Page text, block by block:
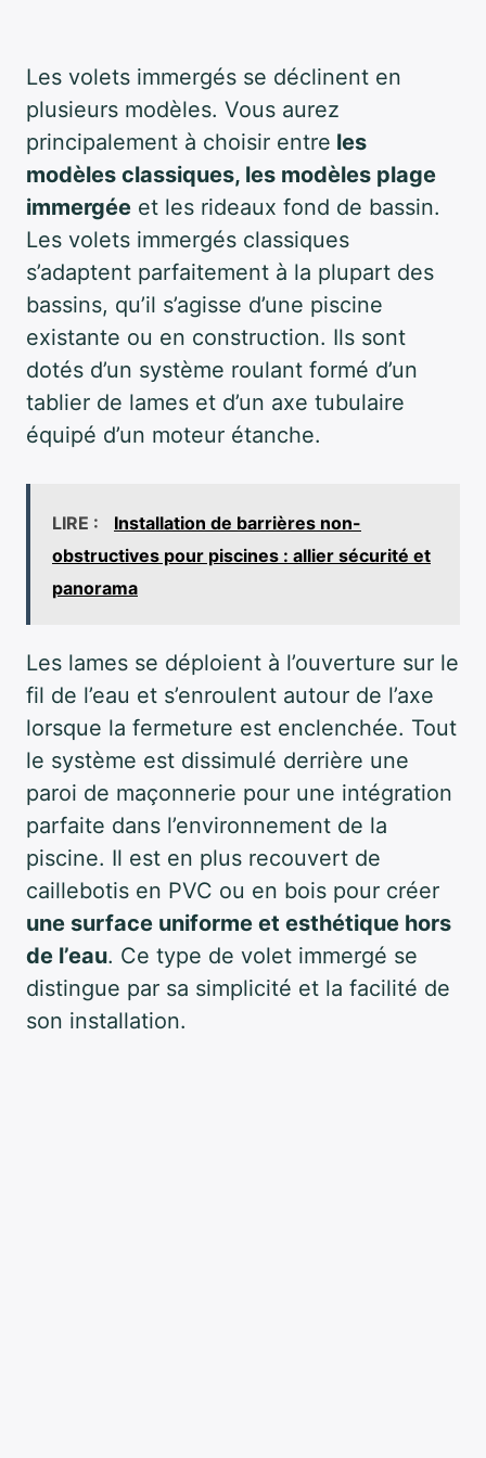
Les volets immergés se déclinent en
plusieurs modèles. Vous aurez
principalement à choisir entre les
modèles classiques, les modèles plage
immergée et les rideaux fond de bassin.
Les volets immergés classiques
s’adaptent parfaitement à la plupart des
bassins, qu’il s’agisse d’une piscine
existante ou en construction. Ils sont
dotés d’un système roulant formé d’un
tablier de lames et d’un axe tubulaire
équipé d’un moteur étanche.
LIRE :
Installation de barrières non-
obstructives pour piscines : allier sécurité et
panorama
Les lames se déploient à l’ouverture sur le
fil de l’eau et s’enroulent autour de l’axe
lorsque la fermeture est enclenchée. Tout
le système est dissimulé derrière une
paroi de maçonnerie pour une intégration
parfaite dans l’environnement de la
piscine. Il est en plus recouvert de
caillebotis en PVC ou en bois pour créer
une surface uniforme et esthétique hors
de l’eau. Ce type de volet immergé se
distingue par sa simplicité et la facilité de
son installation.